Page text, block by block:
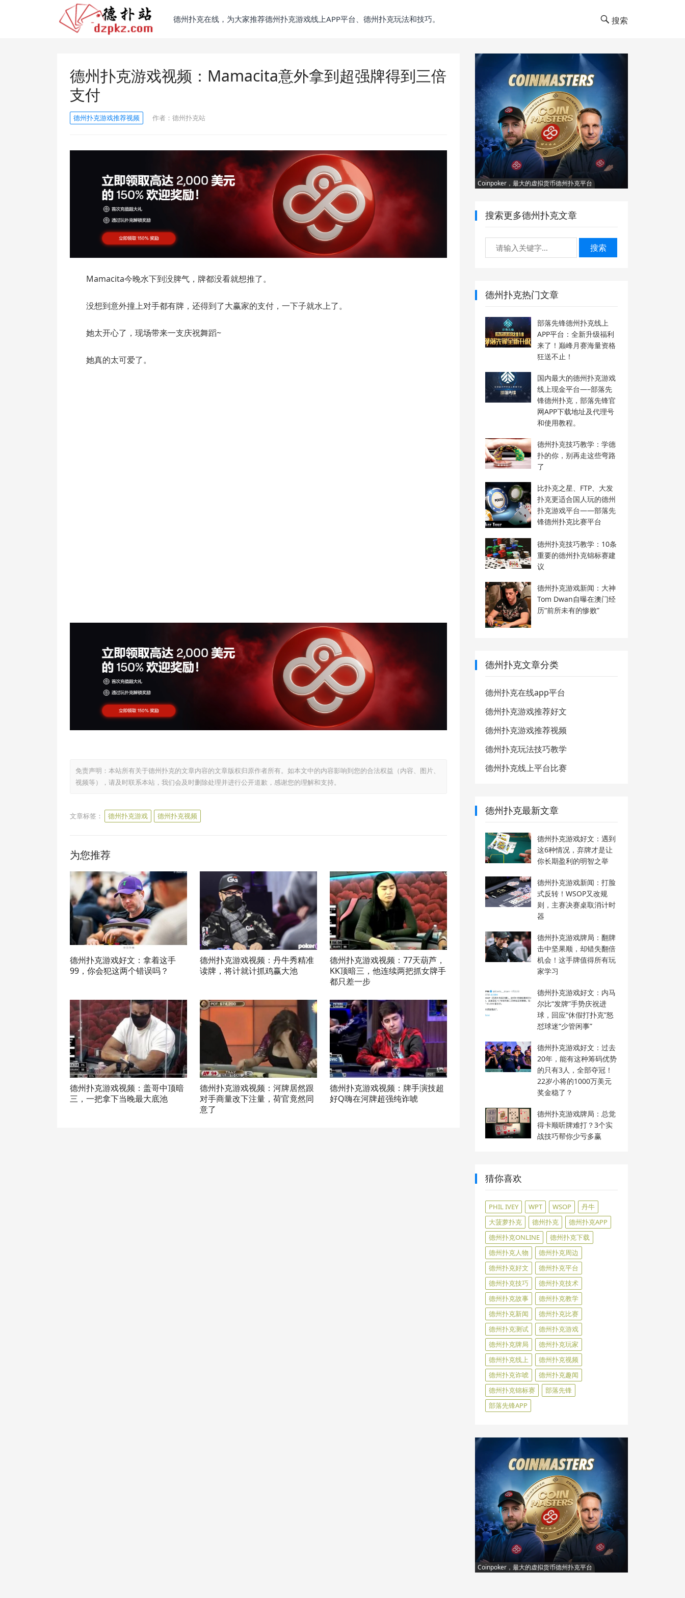
德州扑克在线，为大家推荐德州扑克游戏线上APP平台、德州扑克玩法和技巧。 搜索
德州扑克游戏视频：Mamacita意外拿到超强牌得到三倍
支付
德州扑克游戏推荐视频 作者： 德州扑克站
Mamacita今晚水下到没脾气，牌都没看就想推了。
没想到意外撞上对手都有牌，还得到了大赢家的支付，一下子就水上了。
她太开心了，现场带来一支庆祝舞蹈~
她真的太可爱了。
免责声明：本站所有关于德州扑克的文章内容的文章版权归原作者所有。如本文中的内容影响到您的合法权益（内容、图片、
视频等），请及时联系本站，我们会及时删除处理并进行公开道歉，感谢您的理解和支持。
文章标签： 德州扑克游戏 德州扑克视频
为您推荐
德州扑克游戏好文：拿着这手
99，你会犯这两个错误吗？
德州扑克游戏视频：丹牛秀精准
读牌，将计就计抓鸡赢大池
德州扑克游戏视频：77天葫芦，
KK顶暗三，他连续两把抓女牌手
都只差一步
德州扑克游戏视频：盖哥中顶暗
三，一把拿下当晚最大底池
德州扑克游戏视频：河牌居然跟
对手商量改下注量，荷官竟然同
意了
德州扑克游戏视频：牌手演技超
好Q嗨在河牌超强纯诈唬
Coinpoker，最大的虚拟货币德州扑克平台
搜索更多德州扑克文章
搜索
德州扑克热门文章
部落先锋德州扑克线上
APP平台：全新升级福利
来了！巅峰月赛海量资格
狂送不止！
国内最大的德州扑克游戏
线上现金平台—–部落先
锋德州扑克，部落先锋官
网APP下载地址及代理号
和使用教程。
德州扑克技巧教学：学德
扑的你，别再走这些弯路
了
比扑克之星、FTP、大发
扑克更适合国人玩的德州
扑克游戏平台——部落先
锋德州扑克比赛平台
德州扑克技巧教学：10条
重要的德州扑克锦标赛建
议
德州扑克游戏新闻：大神
Tom Dwan自曝在澳门经
历“前所未有的惨败”
德州扑克文章分类
德州扑克在线app平台
德州扑克游戏推荐好文
德州扑克游戏推荐视频
德州扑克玩法技巧教学
德州扑克线上平台比赛
德州扑克最新文章
德州扑克游戏好文：遇到
这6种情况，弃牌才是让
你长期盈利的明智之举
德州扑克游戏新闻：打脸
式反转！WSOP又改规
则，主赛决赛桌取消计时
器
德州扑克游戏牌局：翻牌
击中坚果顺，却错失翻倍
机会！这手牌值得所有玩
家学习
德州扑克游戏好文：内马
尔比“发牌”手势庆祝进
球，回应“休假打扑克”怒
怼球迷“少管闲事”
德州扑克游戏好文：过去
20年，能有这种筹码优势
的只有3人，全部夺冠！
22岁小将的1000万美元
奖金稳了？
德州扑克游戏牌局：总觉
得卡顺听牌难打？3个实
战技巧帮你少亏多赢
猜你喜欢
PHIL IVEY WPT WSOP
丹牛
大菠萝扑克
德州扑克
德州扑克APP
德州扑克ONLINE
德州扑克下载
德州扑克人物
德州扑克周边
德州扑克好文
德州扑克平台
德州扑克技巧
德州扑克技术
德州扑克故事
德州扑克教学
德州扑克新闻
德州扑克比赛
德州扑克测试
德州扑克游戏
德州扑克牌局
德州扑克玩家
德州扑克线上
德州扑克视频
德州扑克诈唬
德州扑克趣闻
德州扑克锦标赛
部落先锋
部落先锋APP
Coinpoker，最大的虚拟货币德州扑克平台